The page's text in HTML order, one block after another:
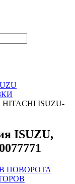
HITACHI ISUZU-
ISUZU,
ПОВОРОТА